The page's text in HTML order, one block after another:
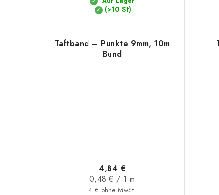
n
k
(>10 St)
Taftband – Punkte 9mm, 10m
Bund
4 € ohne MwSt.
4,84 €
Verkaufspreis:
0,48 € / 1 m